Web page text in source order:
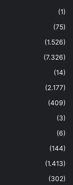
(1)
(75)
(1.526)
(7.326)
(14)
(2.177)
(409)
(3)
(6)
(144)
(1.413)
(302)